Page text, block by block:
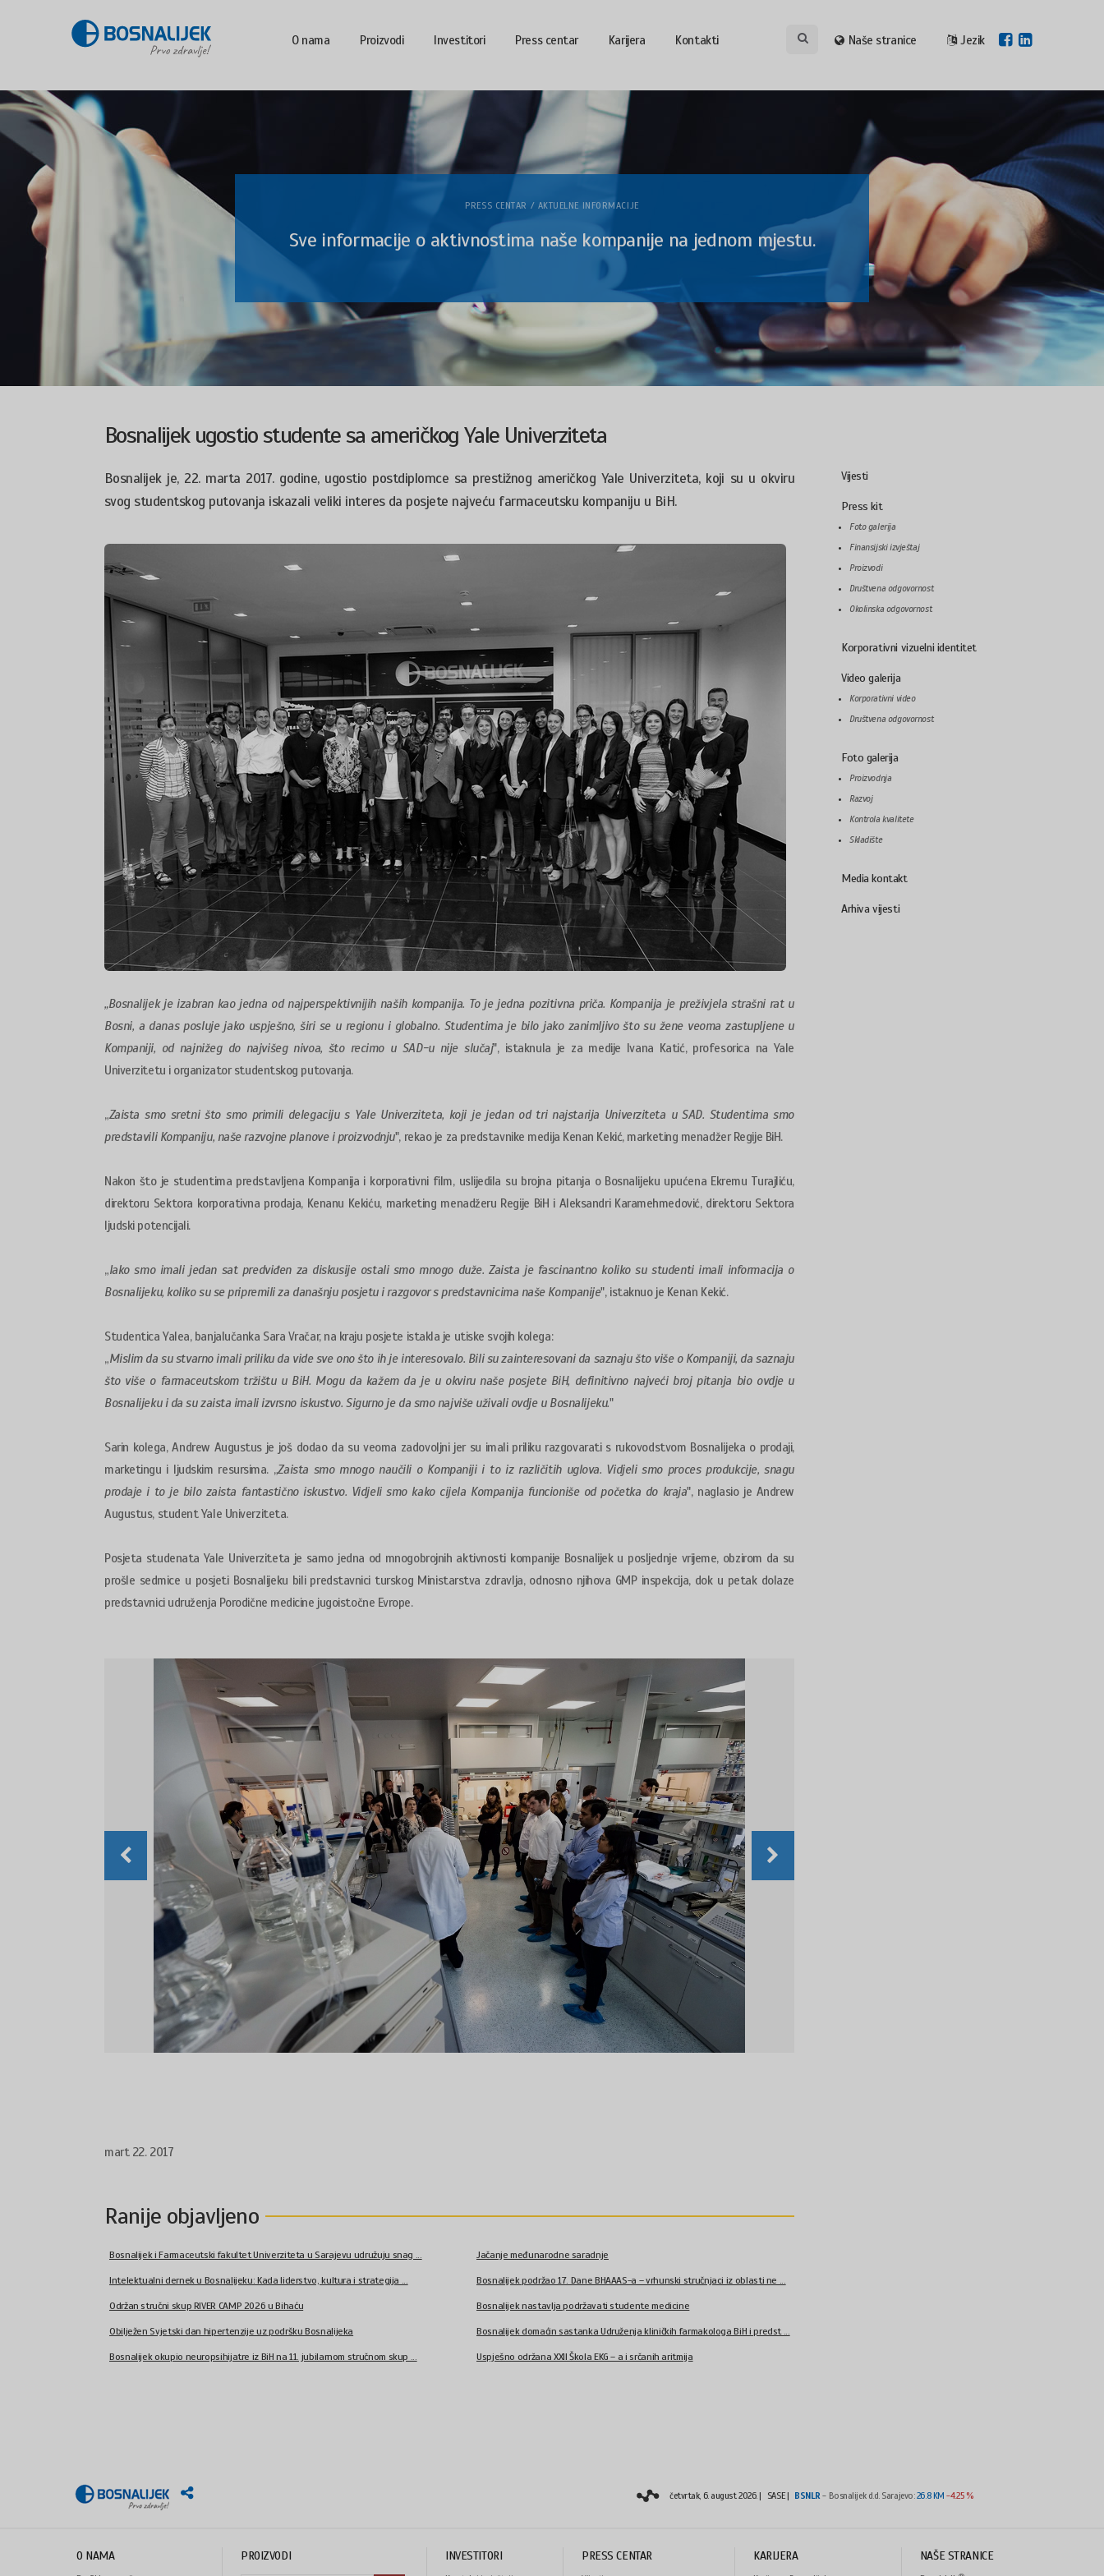
O nama Proizvodi Investitori Press centar Karijera Kontakti Naše stranice Jezik
PRESS CENTAR / AKTUELNE INFORMACIJE
Sve informacije o aktivnostima naše kompanije na jednom mjestu.
Bosnalijek ugostio studente sa američkog Yale Univerziteta
Bosnalijek je, 22. marta 2017. godine, ugostio postdiplomce sa prestižnog američkog Yale Univerziteta, koji su u okviru
svog studentskog putovanja iskazali veliki interes da posjete najveću farmaceutsku kompaniju u BiH.
„Bosnalijek je izabran kao jedna od najperspektivnijih naših kompanija. To je jedna pozitivna priča. Kompanija je preživjela strašni rat u
Bosni, a danas posluje jako uspješno, širi se u regionu i globalno. Studentima je bilo jako zanimljivo što su žene veoma zastupljene u
Kompaniji, od najnižeg do najvišeg nivoa, što recimo u SAD-u nije slučaj", istaknula je za medije Ivana Katić, profesorica na Yale
Univerzitetu i organizator studentskog putovanja.
„Zaista smo sretni što smo primili delegaciju s Yale Univerziteta, koji je jedan od tri najstarija Univerziteta u SAD. Studentima smo
predstavili Kompaniju, naše razvojne planove i proizvodnju", rekao je za predstavnike medija Kenan Kekić, marketing menadžer Regije BiH.
Nakon što je studentima predstavljena Kompanija i korporativni film, uslijedila su brojna pitanja o Bosnalijeku upućena Ekremu Turajliću,
direktoru Sektora korporativna prodaja, Kenanu Kekiću, marketing menadžeru Regije BiH i Aleksandri Karamehmedović, direktoru Sektora
ljudski potencijali.
„Iako smo imali jedan sat predviđen za diskusije ostali smo mnogo duže. Zaista je fascinantno koliko su studenti imali informacija o
Bosnalijeku, koliko su se pripremili za današnju posjetu i razgovor s predstavnicima naše Kompanije", istaknuo je Kenan Kekić.
Studentica Yalea, banjalučanka Sara Vračar, na kraju posjete istakla je utiske svojih kolega:
„Mislim da su stvarno imali priliku da vide sve ono što ih je interesovalo. Bili su zainteresovani da saznaju što više o Kompaniji, da saznaju
što više o farmaceutskom tržištu u BiH. Mogu da kažem da je u okviru naše posjete BiH, definitivno najveći broj pitanja bio ovdje u
Bosnalijeku i da su zaista imali izvrsno iskustvo. Sigurno je da smo najviše uživali ovdje u Bosnalijeku."
Sarin kolega, Andrew Augustus je još dodao da su veoma zadovoljni jer su imali priliku razgovarati s rukovodstvom Bosnalijeka o prodaji,
marketingu i ljudskim resursima. „Zaista smo mnogo naučili o Kompaniji i to iz različitih uglova. Vidjeli smo proces produkcije, snagu
prodaje i to je bilo zaista fantastično iskustvo. Vidjeli smo kako cijela Kompanija funcioniše od početka do kraja", naglasio je Andrew
Augustus, student Yale Univerziteta.
Posjeta studenata Yale Univerziteta je samo jedna od mnogobrojnih aktivnosti kompanije Bosnalijek u posljednje vrijeme, obzirom da su
prošle sedmice u posjeti Bosnalijeku bili predstavnici turskog Ministarstva zdravlja, odnosno njihova GMP inspekcija, dok u petak dolaze
predstavnici udruženja Porodične medicine jugoistočne Evrope.
mart 22. 2017
Ranije objavljeno
Bosnalijek i Farmaceutski fakultet Univerziteta u Sarajevu udružuju snag ... Jačanje međunarodne saradnje
Intelektualni dernek u Bosnalijeku: Kada liderstvo, kultura i strategija ... Bosnalijek podržao 17. Dane BHAAAS-a – vrhunski stručnjaci iz oblasti ne ...
Održan stručni skup RIVER CAMP 2026 u Bihaću Bosnalijek nastavlja podržavati studente medicine
Obilježen Svjetski dan hipertenzije uz podršku Bosnalijeka Bosnalijek domaćin sastanka Udruženja kliničkih farmakologa BiH i predst ...
Bosnalijek okupio neuropsihijatre iz BiH na 11. jubilarnom stručnom skup ... Uspješno održana XXII Škola EKG – a i srčanih aritmija
Vijesti
Press kit
Foto galerija
Finansijski izvještaj
Proizvodi
Društvena odgovornost
Okolinska odgovornost
Korporativni vizuelni identitet
Video galerija
Korporativni video
Društvena odgovornost
Foto galerija
Proizvodnja
Razvoj
Kontrola kvalitete
Skladište
Media kontakt
Arhiva vijesti
četvrtak, 6. august 2026.| SASE | BSNLR- Bosnalijek d.d. Sarajevo:26.8 KM -4.25 %
O NAMA PROIZVODI INVESTITORI PRESS CENTAR KARIJERA NAŠE STRANICE